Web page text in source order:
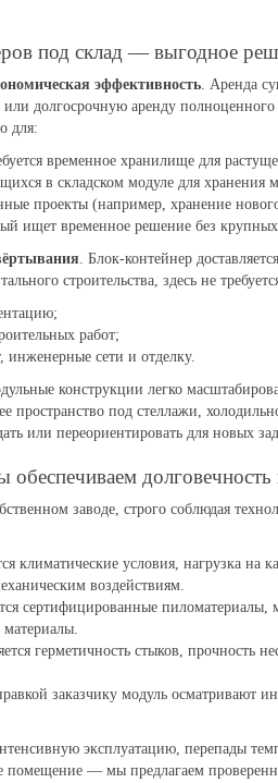
под склад — выгодное
эффективность. Аренда
долгосрочную аренду
для:
временное хранилище для
в складском модуле для хранения
проекты (например, хранение
ищет временное решение без
. Блок-контейнер
строительства, здесь не
работ;
инженерные сети и отделку.
конструкции легко
пространство под стеллажи,
или переориентировать для новых
обеспечиваем долговечность
заводе, строго соблюдая
климатические условия, нагрузка на
воздействиям.
сертифицированные пиломатериалы,
герметичность стыков, прочность
заказчику модуль осматривают
эксплуатацию, перепады
помещение — мы предлагаем